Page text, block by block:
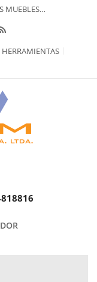
MUEBLES…
HERRAMIENTAS